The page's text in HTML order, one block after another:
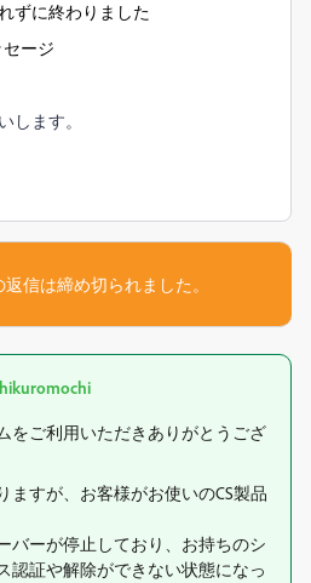
ずに終わりました
ージ
します。
信は締め切られました。
をご利用いただきありがとうござ
ますが、お客様がお使いのCS製品
バーが停止しており、お持ちのシ
認証や解除ができない状態になっ